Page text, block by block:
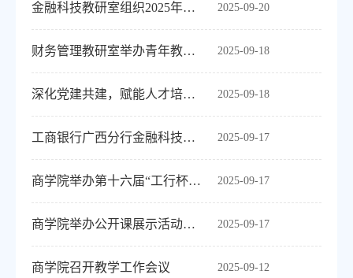
2025-09-20
金融科技教研室组织2025年秋季学期教职工思想动态调研动员会
2025-09-18
财务管理教研室举办青年教师人工智能财会应用实验平台培训会
2025-09-18
深化党建共建，赋能人才培养——电子商务教研室赴盛才科技开展访企研学活动
2025-09-17
工商银行广西分行金融科技处一行到我院交流座谈
2025-09-17
商学院举办第十六届“工行杯”金融科技创新大赛宣讲会
2025-09-17
商学院举办公开课展示活动促进教师教学能力提升
2025-09-12
商学院召开教学工作会议